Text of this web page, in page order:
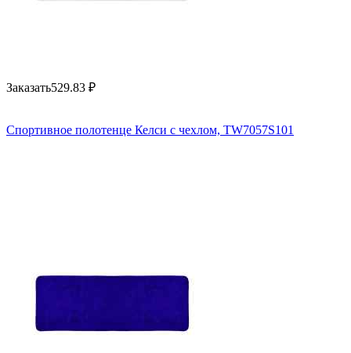
Заказать529.83 ₽
Спортивное полотенце Келси с чехлом, TW7057S101